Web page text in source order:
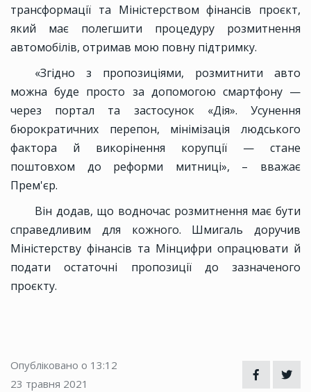
трансформації та Міністерством фінансів проєкт,
який має полегшити процедуру розмитнення
автомобілів, отримав мою повну підтримку.
«Згідно з пропозиціями, розмитнити авто
можна буде просто за допомогою смартфону —
через портал та застосунок «Дія». Усунення
бюрократичних перепон, мінімізація людського
фактора й викорінення корупції — стане
поштовхом до реформи митниці», – вважає
Прем'єр.
Він додав, що водночас розмитнення має бути
справедливим для кожного. Шмигаль доручив
Міністерству фінансів та Мінцифри опрацювати й
подати остаточні пропозиції до зазначеного
проєкту.
Опубліковано о 13:12
23 травня 2021